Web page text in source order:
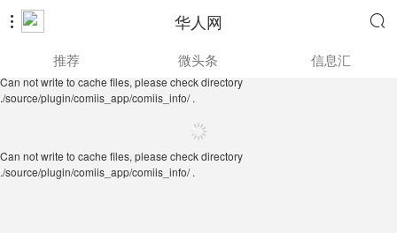
 华人网 
./source/plugin/comiis_app/comiis_info/ .
推荐 微头条 信息汇
Can not write to cache files, please check directory
./source/plugin/comiis_app/comiis_info/ .
Can not write to cache files, please check directory
./source/plugin/comiis_app/comiis_info/ .